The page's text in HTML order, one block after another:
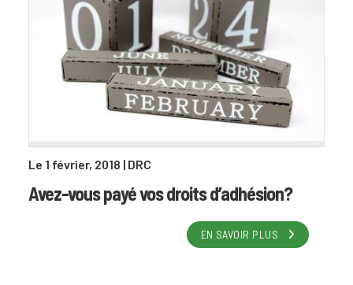
Le 1 février, 2018 | DRC
Avez-vous payé vos droits d’adhésion?
EN SAVOIR PLUS